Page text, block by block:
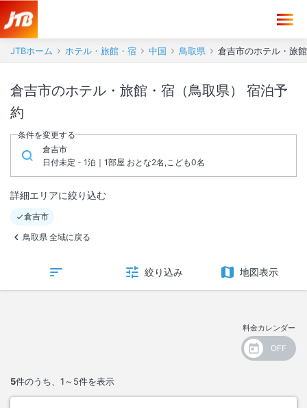
JTBホーム ホテル・旅館・宿 中国 鳥取県 倉吉市のホテル・旅
倉吉市のホテル・旅館・宿（鳥取県） 宿泊予
約
条件を変更する
倉吉市
日付未定 - 1泊｜1部屋 おとな2名,こども0名
詳細エリアに絞り込む
倉吉市
鳥取県 全域に戻る
絞り込み 地図表示
料金カレンダー
5件のうち、 1～5件を表示